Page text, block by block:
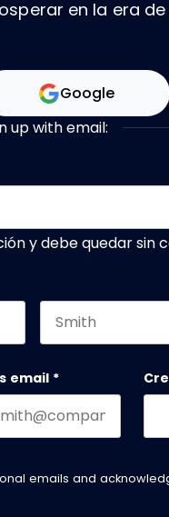
en la era de
Google
up with email:
y debe quedar sin
email *
emails and